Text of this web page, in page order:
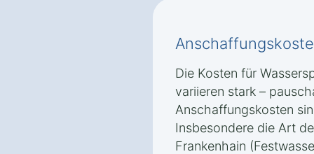
Die Kosten für
variieren stark –
Anschaffungskosten
Insbesondere die Art
Frankenhain